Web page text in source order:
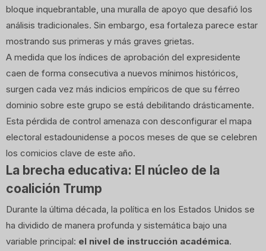
bloque inquebrantable, una muralla de apoyo que desafió los
análisis tradicionales. Sin embargo, esa fortaleza parece estar
mostrando sus primeras y más graves grietas.
A medida que los índices de aprobación del expresidente
caen de forma consecutiva a nuevos mínimos históricos,
surgen cada vez más indicios empíricos de que su férreo
dominio sobre este grupo se está debilitando drásticamente.
Esta pérdida de control amenaza con desconfigurar el mapa
electoral estadounidense a pocos meses de que se celebren
los comicios clave de este año.
La brecha educativa: El núcleo de la
coalición Trump
Durante la última década, la política en los Estados Unidos se
ha dividido de manera profunda y sistemática bajo una
variable principal: el nivel de instrucción académica.